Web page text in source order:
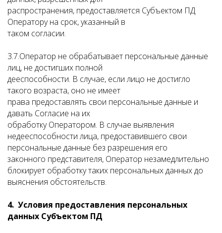
распространения, предоставляется Субъектом ПД
Оператору на срок, указанный в
таком согласии.
3.7.Оператор не обрабатывает персональные данные
лиц, не достигших полной
дееспособности. В случае, если лицо не достигло
такого возраста, оно не имеет
права предоставлять свои персональные данные и
давать Согласие на их
обработку Оператором. В случае выявления
недееспособности лица, предоставившего свои
персональные данные без разрешения его
законного представителя, Оператор незамедлительно
блокирует обработку таких персональных данных до
выяснения обстоятельств.
4. Условия предоставления персональных
данных Субъектом ПД